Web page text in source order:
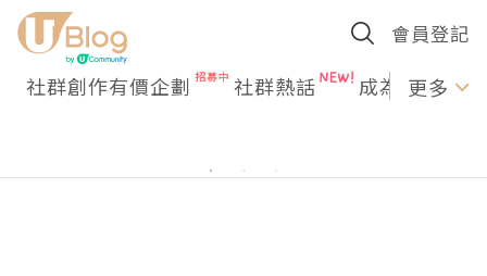
會員登記
社群創作有價企劃 社群熱話 成為U更多